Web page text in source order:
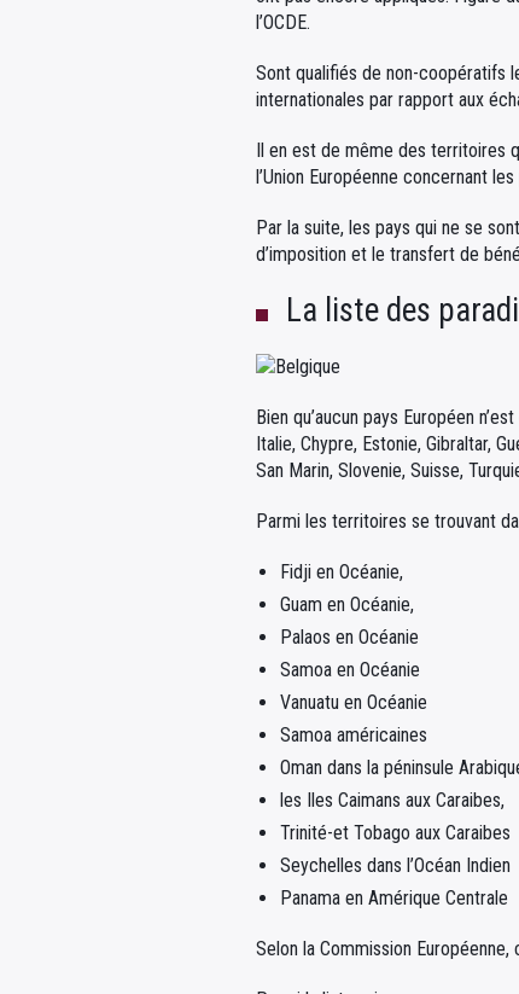
l’OCDE.
Sont qualifiés de non-coopératifs
internationales par rapport aux
Il en est de même des
l’Union Européenne concernant
Par la suite, les pays qui ne se
d’imposition et le transfert de
La liste des
Bien qu’aucun pays Européen
Italie, Chypre, Estonie, Gibraltar,
San Marin, Slovenie, Suisse,
Parmi les territoires se trouvant
Fidji en Océanie,
Guam en Océanie,
Palaos en Océanie
Samoa en Océanie
Vanuatu en Océanie
Samoa américaines
Oman dans la péninsule
les Iles Caimans aux Caraibes,
Trinité-et Tobago aux Caraibes
Seychelles dans l’Océan Indien
Panama en Amérique Centrale
Selon la Commission